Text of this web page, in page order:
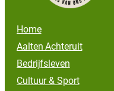
Home
Aalten Achteruit
Bedrijfsleven
Cultuur & Sport